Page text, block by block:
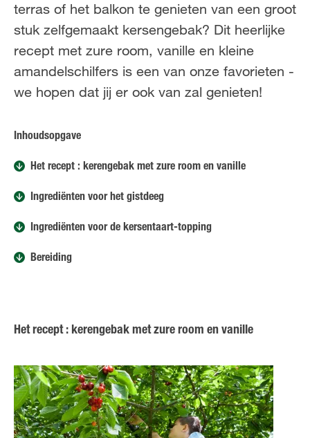
terras of het balkon te genieten van een groot
stuk zelfgemaakt kersengebak? Dit heerlijke
recept met zure room, vanille en kleine
amandelschilfers is een van onze favorieten -
we hopen dat jij er ook van zal genieten!
Inhoudsopgave
Het recept : kerengebak met zure room en vanille
Ingrediënten voor het gistdeeg
Ingrediënten voor de kersentaart-topping
Bereiding
Het recept : kerengebak met zure room en vanille